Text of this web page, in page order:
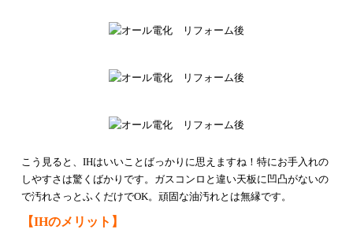
こう見ると、IHはいいことばっかりに思えますね！ 特にお手入れの
しやすさは驚くばかりです。ガスコンロと違い天板に凹凸がないの
で汚れさっとふくだけでOK。頑固な油汚れとは無縁です。
【IHのメリット】